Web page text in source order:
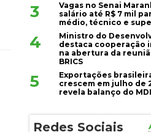
3
Vagas no Senai
salário até R$ 7 mil
médio, técnico e
4
Ministro do
destaca cooperação
na abertura da
BRICS
5
Exportações
crescem em julho de
revela balanço do
Redes Sociais